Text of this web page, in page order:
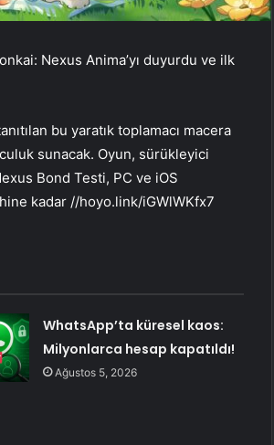
Nexus Anima’yı duyurdu ve ilk
bu yaratık toplamacı macera
sunacak. Oyun, sürükleyici
Bond Testi, PC ve iOS
kadar //hoyo.link/iGWlWKfx7
WhatsApp’ta küresel kaos:
Milyonlarca hesap kapatıldı!
Ağustos 5, 2026